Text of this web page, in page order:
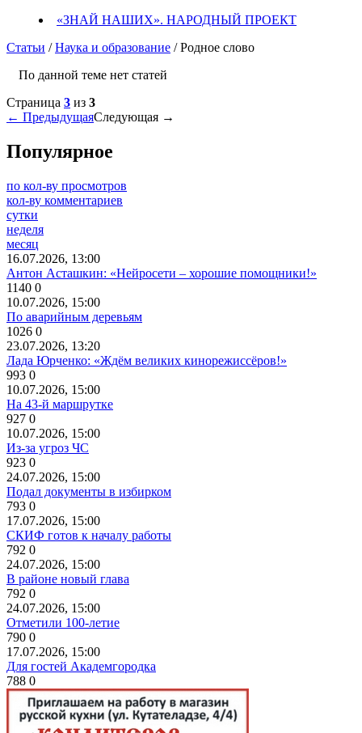
«ЗНАЙ НАШИХ». НАРОДНЫЙ ПРОЕКТ
Статьи /Наука и образование / Родное слово
По данной теме нет статей
Страница 3 из 3
← ПредыдущаяСледующая →
Популярное
по кол-ву просмотров
кол-ву комментариев
сутки
неделя
месяц
16.07.2026, 13:00
Антон Асташкин: «Нейросети – хорошие помощники!»
1140 0
10.07.2026, 15:00
По аварийным деревьям
1026 0
23.07.2026, 13:20
Лада Юрченко: «Ждём великих кинорежиссёров!»
993 0
10.07.2026, 15:00
На 43-й маршрутке
927 0
10.07.2026, 15:00
Из-за угроз ЧС
923 0
24.07.2026, 15:00
Подал документы в избирком
793 0
17.07.2026, 15:00
СКИФ готов к началу работы
792 0
24.07.2026, 15:00
В районе новый глава
792 0
24.07.2026, 15:00
Отметили 100-летие
790 0
17.07.2026, 15:00
Для гостей Академгородка
788 0